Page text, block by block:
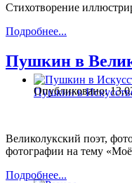
Пушкин в
Стихотворение
Подробнее...
Пушкин в
Опубликовано:
Великолукский поэт,
фотографии на тему
Подробнее...